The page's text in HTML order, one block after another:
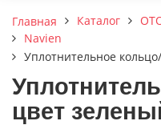
Главная Каталог
Navien
Уплотнительное
цвет